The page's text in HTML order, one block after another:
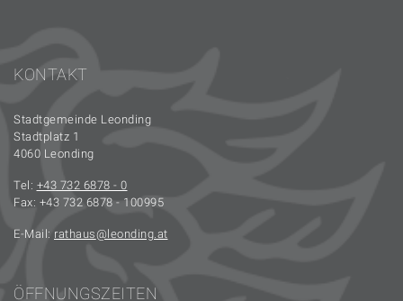
KONTAKT
Stadtgemeinde Leonding
Stadtplatz 1
4060 Leonding
Tel: +43 732 6878 - 0
Fax: +43 732 6878 - 100995
E-Mail: rathaus leonding.at
ÖFFNUNGSZEITEN